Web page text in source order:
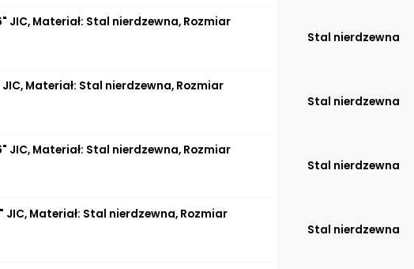
JIC, Materiał: Stal nierdzewna, Rozmiar
Stal nierdzewna
Materiał: Stal nierdzewna, Rozmiar
Stal nierdzewna
JIC, Materiał: Stal nierdzewna, Rozmiar
Stal nierdzewna
Materiał: Stal nierdzewna, Rozmiar
Stal nierdzewna